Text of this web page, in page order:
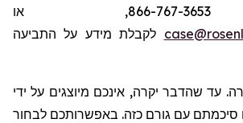
החינמי 866-767-3653, או
לקבלת מידע על התביעה
עד שהדבר יקרה, אינכם מיוצגים על ידי
סיכמתם עם גורם כזה. באפשרותכם לבחור